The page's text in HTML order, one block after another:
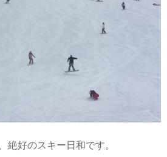
絶好のスキー日和です。